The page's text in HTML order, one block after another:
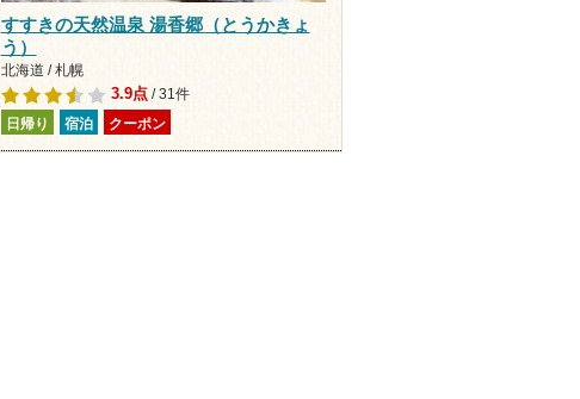
すすきの天然温泉 湯香郷（とうかきょ
う）
北海道 / 札幌
3.9点/ 31件
日帰り 宿泊 クーポン